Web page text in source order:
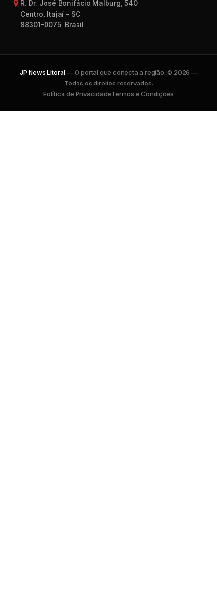
R. Dr. José Bonifácio Malburg, 540
Centro, Itajaí - SC
88301-0075, Brasil
JP News Litoral— O portal que conecta a região. © 2026 —
Todos os direitos reservados.
Política de PrivacidadeTermos e Condições